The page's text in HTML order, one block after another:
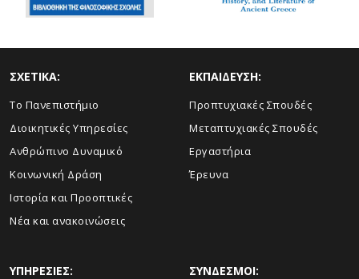
ΣΧΕΤΙΚΑ:
Το Πανεπιστήμιο
Διοικητικές Υπηρεσίες
Ανθρώπινο Δυναμικό
Κοινωνική Δράση
Ιστορία και Προοπτικές
Νέα και ανακοινώσεις
ΕΚΠΑΙΔΕΥΣΗ:
Προπτυχιακές Σπουδές
Μεταπτυχιακές Σπουδές
Εργαστήρια
Έρευνα
ΥΠΗΡΕΣΙΕΣ: ΣΥΝΔΕΣΜΟΙ: